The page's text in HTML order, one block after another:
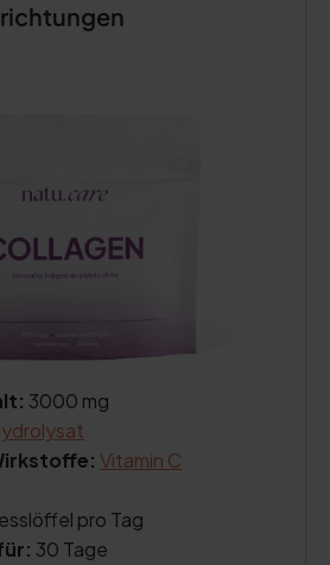
3000 mg
Vitamin C
pro Tag
30 Tage